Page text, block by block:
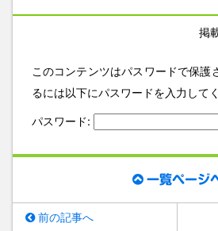
掲
このコンテンツはパスワードで保護
るには以下にパスワードを入力してく
パスワード:
一覧ページ
前の記事へ